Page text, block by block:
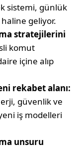
sistemi, günlük
geliyor.
stratejilerini
komut
içine alıp
rekabet alanı:
güvenlik ve
iş modelleri
unsuru